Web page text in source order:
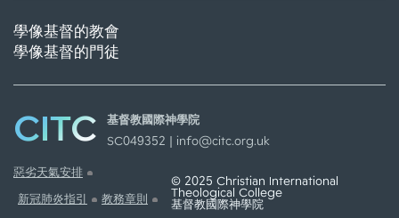
學像基督的教會
學像基督的門徒
CITC
基督教國際神學院
SC049352 | info@citc.org.uk
惡劣天氣安排
新冠肺炎指引
教務章則
© 2025 Christian International
Theological College
基督教國際神學院